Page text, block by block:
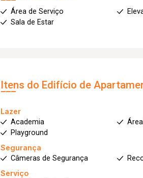
Área de Serviço
Sala de Estar
Itens do Edifício de
Lazer
Academia
Playground
Segurança
Câmeras de Segurança
Serviço